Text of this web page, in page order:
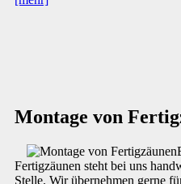
Montage von
Fertigzäunen steht bei uns
Stelle. Wir übernehmen gerne